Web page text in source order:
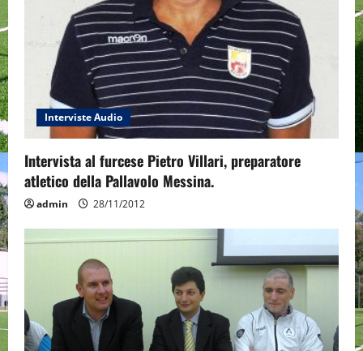
Interviste Audio
Intervista al furcese Pietro Villari, preparatore
atletico della Pallavolo Messina.
admin 28/11/2012